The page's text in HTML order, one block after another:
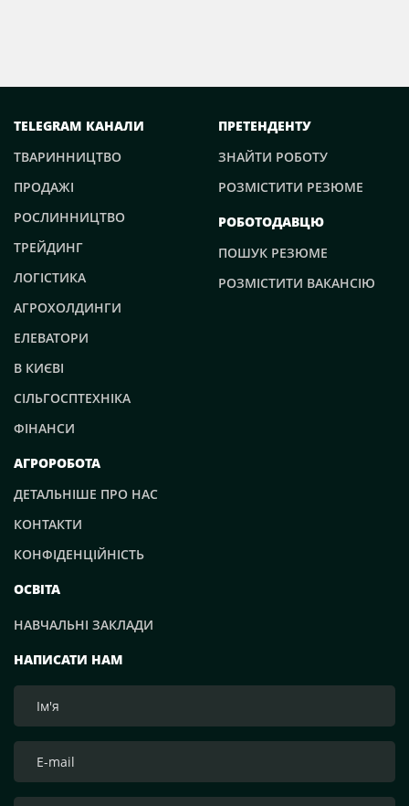
НАПИСАТИ НАМ
TELEGRAM КАНАЛИ
ТВАРИННИЦТВО
ПРОДАЖІ
РОСЛИННИЦТВО
ТРЕЙДИНГ
ЛОГІСТИКА
АГРОХОЛДИНГИ
ЕЛЕВАТОРИ
В КИЄВІ
СІЛЬГОСПТЕХНІКА
ФІНАНСИ
ПРЕТЕНДЕНТУ
ЗНАЙТИ РОБОТУ
РОЗМІСТИТИ РЕЗЮМЕ
РОБОТОДАВЦЮ
ПОШУК РЕЗЮМЕ
РОЗМІСТИТИ ВАКАНСІЮ
АГРОРОБОТА
ДЕТАЛЬНІШЕ ПРО НАС
КОНТАКТИ
КОНФІДЕНЦІЙНІСТЬ
ОСВІТА
НАВЧАЛЬНІ ЗАКЛАДИ